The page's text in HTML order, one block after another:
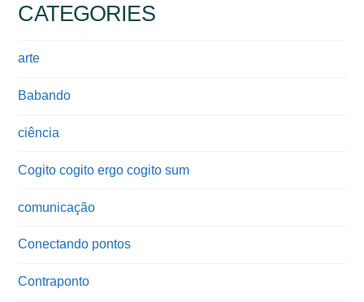
CATEGORIES
arte
Babando
ciência
Cogito cogito ergo cogito sum
comunicação
Conectando pontos
Contraponto